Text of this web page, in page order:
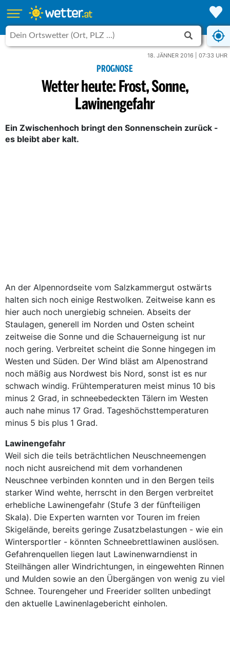
18. JÄNNER 2016 | 07:33 UHR
PROGNOSE
Wetter heute: Frost, Sonne,
Lawinengefahr
Ein Zwischenhoch bringt den Sonnenschein zurück -
es bleibt aber kalt.
An der Alpennordseite vom Salzkammergut ostwärts
halten sich noch einige Restwolken. Zeitweise kann es
hier auch noch unergiebig schneien. Abseits der
Staulagen, generell im Norden und Osten scheint
zeitweise die Sonne und die Schauerneigung ist nur
noch gering. Verbreitet scheint die Sonne hingegen im
Westen und Süden. Der Wind bläst am Alpenostrand
noch mäßig aus Nordwest bis Nord, sonst ist es nur
schwach windig. Frühtemperaturen meist minus 10 bis
minus 2 Grad, in schneebedeckten Tälern im Westen
auch nahe minus 17 Grad. Tageshöchsttemperaturen
minus 5 bis plus 1 Grad.
Lawinengefahr
Weil sich die teils beträchtlichen Neuschneemengen
noch nicht ausreichend mit dem vorhandenen
Neuschnee verbinden konnten und in den Bergen teils
starker Wind wehte, herrscht in den Bergen verbreitet
erhebliche Lawinengefahr (Stufe 3 der fünfteiligen
Skala). Die Experten warnten vor Touren im freien
Skigelände, bereits geringe Zusatzbelastungen - wie ein
Wintersportler - könnten Schneebrettlawinen auslösen.
Gefahrenquellen liegen laut Lawinenwarndienst in
Steilhängen aller Windrichtungen, in eingewehten Rinnen
und Mulden sowie an den Übergängen von wenig zu viel
Schnee. Tourengeher und Freerider sollten unbedingt
den aktuelle Lawinenlagebericht einholen.